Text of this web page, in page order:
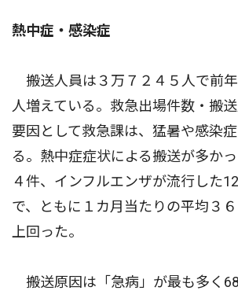
熱中症・感染症
搬送人員は３万７２４５人で前
人増えている。救急出場件数・搬
要因として救急課は、猛暑や感染
る。熱中症症状による搬送が多か
４件、インフルエンザが流行した
で、ともに１カ月当たりの平均３
上回った。
搬送原因は「急病」が最も多く